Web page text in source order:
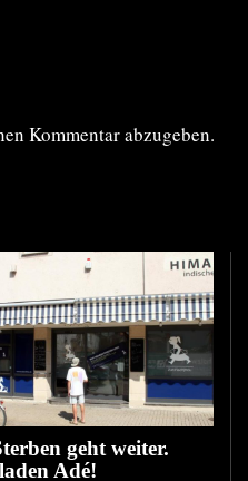
Kommentar abzugeben.
geht weiter.
Adé!